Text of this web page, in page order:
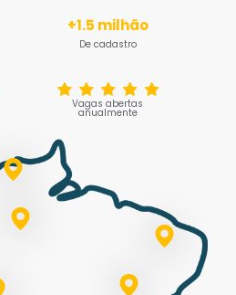
+1.5 milhão
De cadastro
Vagas abertas
anualmente